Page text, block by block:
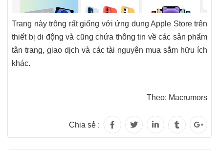
Trang này trông rất giống với ứng dụng Apple Store trên
thiết bị di động và cũng chứa thông tin về các sản phẩm
tân trang, giao dịch và các tài nguyên mua sắm hữu ích
khác.
Theo: Macrumors
Chia sẻ :